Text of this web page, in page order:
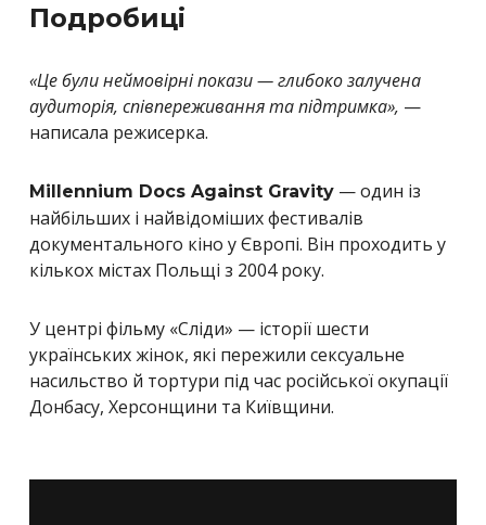
Подробиці
«Це були неймовірні покази — глибоко залучена
аудиторія, співпереживання та підтримка», —
написала режисерка.
Millennium Docs Against Gravity — один із
найбільших і найвідоміших фестивалів
документального кіно у Європі. Він проходить у
кількох містах Польщі з 2004 року.
У центрі фільму «Сліди» — історії шести
українських жінок, які пережили сексуальне
насильство й тортури під час російської окупації
Донбасу, Херсонщини та Київщини.